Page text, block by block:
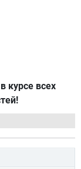
курсе всех